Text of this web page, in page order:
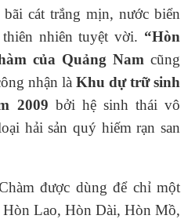
cát trắng mịn, nước biển
nhiên tuyệt vời. “Hòn
của Quảng Nam cũng
nhận là Khu dự trữ sinh
2009 bởi hệ sinh thái vô
hải sản quý hiếm rạn san
được dùng để chỉ một
Lao, Hòn Dài, Hòn Mồ,